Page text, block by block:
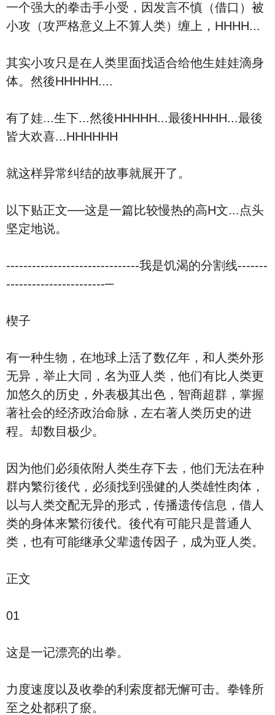
一个强大的拳击手小受，因发言不慎（借口）被
小攻（攻严格意义上不算人类）缠上，HHHH...
其实小攻只是在人类里面找适合给他生娃娃滴身
体。然後HHHHH....
有了娃...生下...然後HHHHH...最後HHHH...最後
皆大欢喜...HHHHHH
就这样异常纠结的故事就展开了。
以下贴正文──这是一篇比较慢热的高H文...点头
坚定地说。
-------------------------------我是饥渴的分割线-------
-----------------------─
楔子
有一种生物，在地球上活了数亿年，和人类外形
无异，举止大同，名为亚人类，他们有比人类更
加悠久的历史，外表极其出色，智商超群，掌握
著社会的经济政治命脉，左右著人类历史的进
程。却数目极少。
因为他们必须依附人类生存下去，他们无法在种
群内繁衍後代，必须找到强健的人类雄性肉体，
以与人类交配无异的形式，传播遗传信息，借人
类的身体来繁衍後代。後代有可能只是普通人
类，也有可能继承父辈遗传因子，成为亚人类。
正文
01
这是一记漂亮的出拳。
力度速度以及收拳的利索度都无懈可击。拳锋所
至之处都积了瘀。